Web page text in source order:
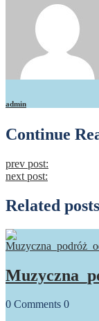
admin
Continue
prev post:
next post:
Related posts
0 Comments 0